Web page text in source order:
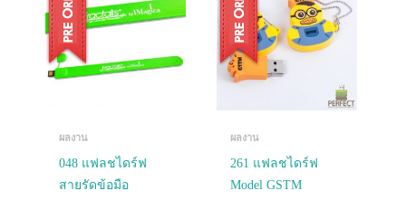
ผลงาน
048 แฟลชไดร์ฟ
สายรัดข้อมือ
ผลงาน
261 แฟลชไดร์ฟ
Model GSTM